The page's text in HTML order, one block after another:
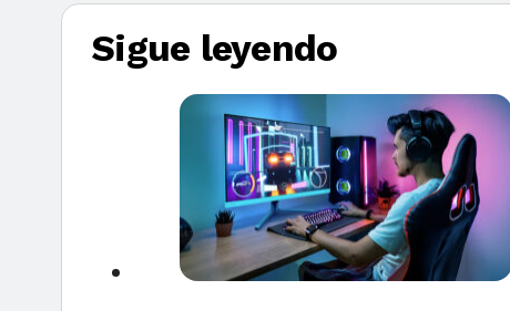
Sigue leyendo